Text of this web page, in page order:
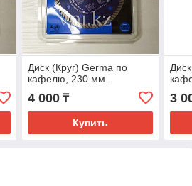
Диск (Круг) Germa по
кафелю, 230 мм.
4 000₸
Купить
3